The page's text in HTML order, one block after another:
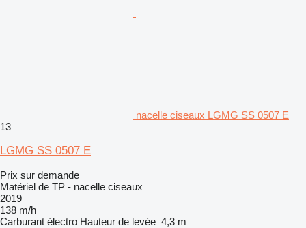
nacelle ciseaux LGMG SS 0507 E
13
LGMG SS 0507 E
Prix sur demande
Matériel de TP - nacelle ciseaux
2019
138 m/h
Carburant électro Hauteur de levée 4,3 m